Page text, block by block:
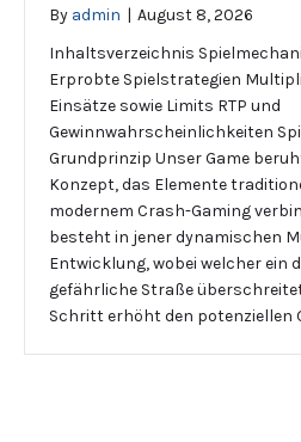
By admin | August 8, 2026
Inhaltsverzeichnis
Erprobte Spielstrategien
Einsätze sowie Limits RTP und
Gewinnwahrscheinlichkeiten
Grundprinzip Unser Game
Konzept, das Elemente
modernem Crash-Gaming
besteht in jener dynamischen
Entwicklung, wobei welcher ein
gefährliche Straße
Schritt erhöht den potenziellen